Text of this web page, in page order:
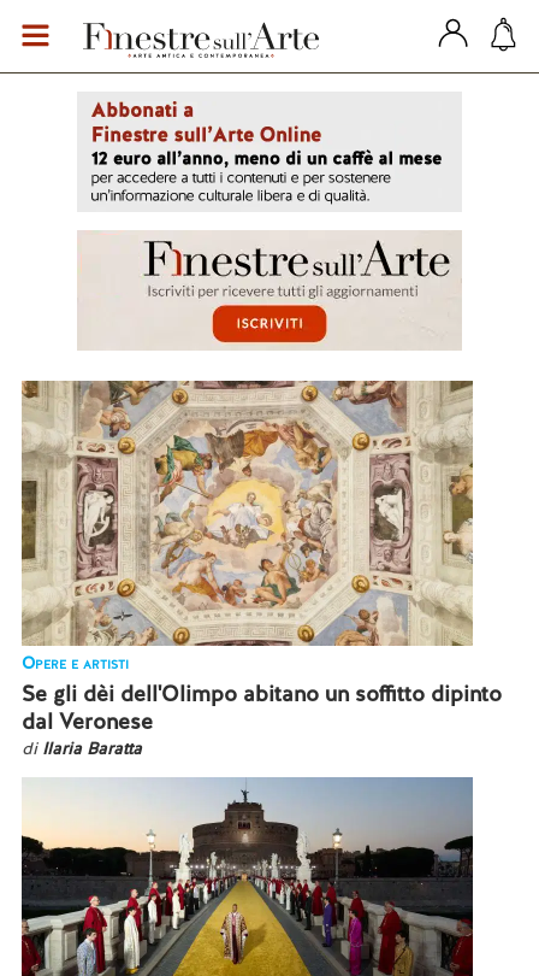
Opere e artisti
Se gli dèi dell'Olimpo abitano un soffitto dipinto
dal Veronese
di Ilaria Baratta